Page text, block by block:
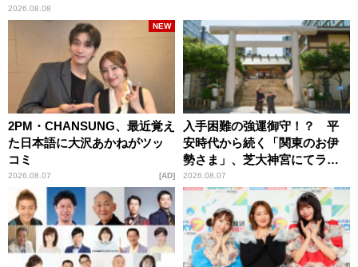
2026.08.08
2PM・CHANSUNG、最近覚え
た日本語に大沢あかねがツッ
コミ
2026.08.07
NEW
AD
入手困難の強運御守！？ 平
安時代から続く「関東のお伊
勢さま」、芝大神宮にてラン
パンプスが合格祈願！
2026.08.07